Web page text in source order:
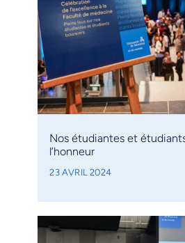
Nos étudiantes et
l’honneur
23 AVRIL 2024